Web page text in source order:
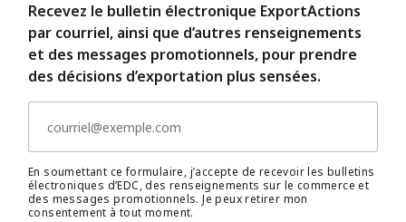
Recevez le bulletin électronique ExportActions
par courriel, ainsi que d’autres renseignements
et des messages promotionnels, pour prendre
des décisions d’exportation plus sensées.
En soumettant ce formulaire, j’accepte de recevoir les bulletins
électroniques d’EDC, des renseignements sur le commerce et
des messages promotionnels. Je peux retirer mon
consentement à tout moment.